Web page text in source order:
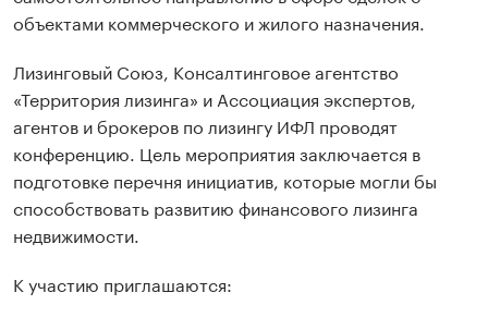
объектами коммерческого и жилого назначения.
Лизинговый Союз, Консалтинговое агентство
«Территория лизинга» и Ассоциация экспертов,
агентов и брокеров по лизингу ИФЛ проводят
конференцию. Цель мероприятия заключается в
подготовке перечня инициатив, которые могли бы
способствовать развитию финансового лизинга
недвижимости.
К участию приглашаются: